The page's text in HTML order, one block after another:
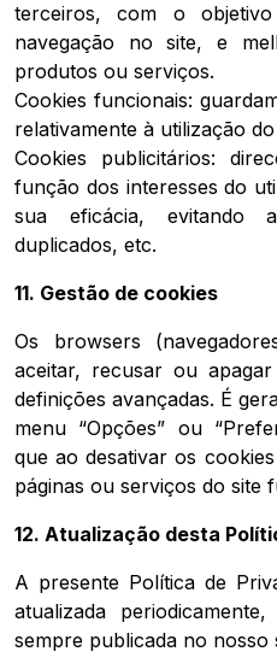
terceiros, com o
navegação no site, e
produtos ou serviços.
Cookies funcionais:
relativamente à utilização do
Cookies publicitários:
função dos interesses do
sua eficácia, evitando
duplicados, etc.
11. Gestão de cookies
Os browsers
aceitar, recusar ou
definições avançadas. É
menu “Opções” ou
que ao desativar os
páginas ou serviços do site
12. Atualização desta
A presente Política de
atualizada
sempre publicada no nosso